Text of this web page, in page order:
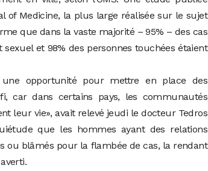
of Medicine, la plus large réalisée sur le sujet
que dans la vaste majorité – 95% – des cas
et 98% des personnes touchées étaient
opportunité pour mettre en place des
car dans certains pays, les communautés
leur vie», avait relevé jeudi le docteur Tedros
que les hommes ayant des relations
ou blâmés pour la flambée de cas, la rendant